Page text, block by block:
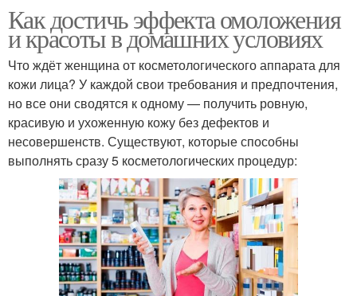
Как достичь эффекта омоложения
и красоты в домашних условиях
Что ждёт женщина от косметологического аппарата для
кожи лица? У каждой свои требования и предпочтения,
но все они сводятся к одному — получить ровную,
красивую и ухоженную кожу без дефектов и
несовершенств. Существуют, которые способны
выполнять сразу 5 косметологических процедур: